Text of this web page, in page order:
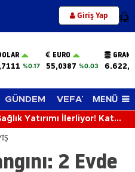
Giriş Yap 12
%0.17
EURO
55,0387 %0.03
GÜNDEM VEFAT EDENLER
MENÜ
Yatırımı İlerliyor! Kat
2 Evde